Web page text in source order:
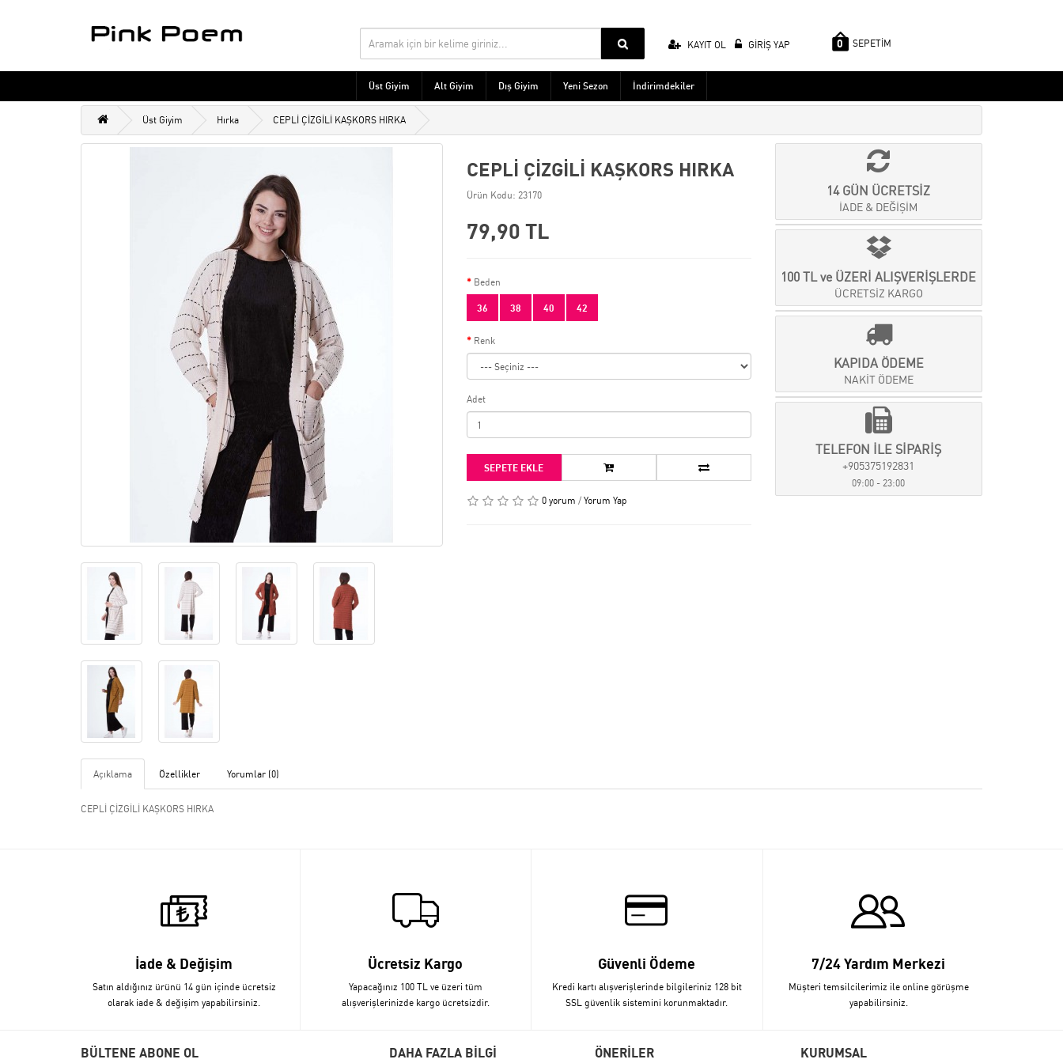
KAYIT OL GİRİŞ YAP 0 SEPETİM
Üst Giyim Alt Giyim Dış Giyim Yeni Sezon İndirimdekiler
Üst Giyim Hırka CEPLİ ÇİZGİLİ KAŞKORS HIRKA
CEPLİ ÇİZGİLİ KAŞKORS HIRKA
Ürün Kodu: 23170
79,90 TL
Beden
36 38 40 42
Renk
Adet
SEPETE EKLE
0 yorum / Yorum Yap
14 GÜN ÜCRETSİZ
İADE & DEĞİŞİM
100 TL ve ÜZERİ ALIŞVERİŞLERDE
ÜCRETSİZ KARGO
KAPIDA ÖDEME
NAKİT ÖDEME
TELEFON İLE SİPARİŞ
+905375192831
09:00 - 23:00
Açıklama Özellikler Yorumlar (0)
CEPLİ ÇİZGİLİ KAŞKORS HIRKA
İade & Değişim
Satın aldığınız ürünü 14 gün içinde ücretsiz
olarak iade & değişim yapabilirsiniz.
Ücretsiz Kargo
Yapacağınız 100 TL ve üzeri tüm
alışverişlerinizde kargo ücretsizdir.
Güvenli Ödeme
Kredi kartı alışverişlerinde bilgileriniz 128 bit
SSL güvenlik sistemini korunmaktadır.
7/24 Yardım Merkezi
Müşteri temsilcilerimiz ile online görüşme
yapabilirsiniz.
BÜLTENE ABONE OL DAHA FAZLA BİLGİ ÖNERİLER KURUMSAL